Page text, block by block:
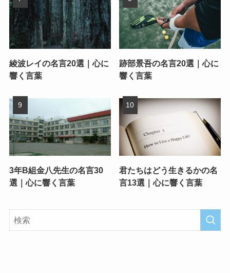
綾波レイの名言20選｜心に
響く言葉
跡部景吾の名言20選｜心に
響く言葉
3年B組金八先生の名言30
選｜心に響く言葉
君たちはどう生きるかの名
言13選｜心に響く言葉